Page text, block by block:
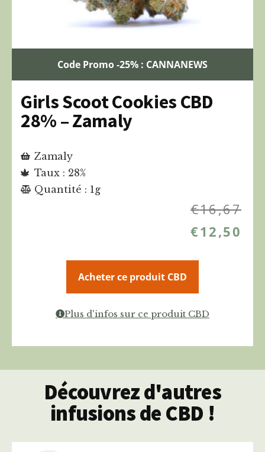
Code Promo -25% : CANNANEWS
Girls Scoot Cookies CBD
28% – Zamaly
Zamaly
Taux : 28%
Quantité : 1g
€16,67
€12,50
Acheter ce produit CBD
Plus d'infos sur ce produit CBD
Découvrez d'autres
infusions de CBD !